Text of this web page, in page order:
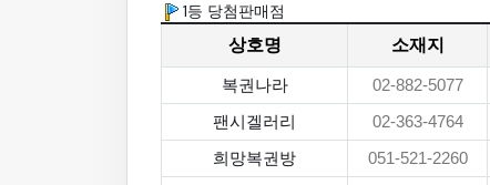
1등 당첨판매점
상호명 소재지
복권나라 02-882-5077
팬시겔러리 02-363-4764
희망복권방 051-521-2260